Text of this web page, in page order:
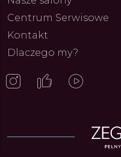
Centrum Serwisowe
Kontakt
Dlaczego my?